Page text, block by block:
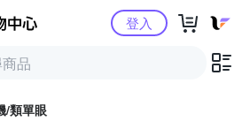
Yahoo購物中心登入
/類單眼